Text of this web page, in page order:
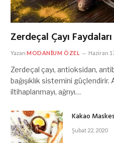
Zerdeçal Çayı
Yazan MODANIUM ÖZEL Haziran
Zerdeçal çayı, antioksidan,
bağışıklık sistemini
iltihaplanmayı, ağrıyı…
Kakao
Şubat 22, 2020